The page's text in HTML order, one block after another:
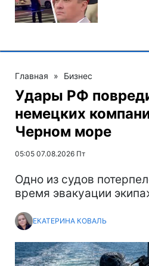
Главная » Бизнес
Удары РФ
немецких
Черном море
05:05 07.08.2026 Пт
Одно из судов
время эвакуации
ЕКАТЕРИНА КОВАЛЬ